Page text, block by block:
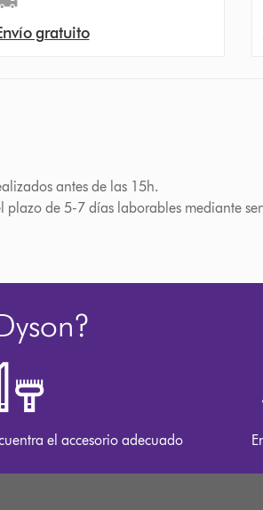
gratuito
antes de las 15h.
plazo de 5-7 días laborables mediante
el accesorio adecuado